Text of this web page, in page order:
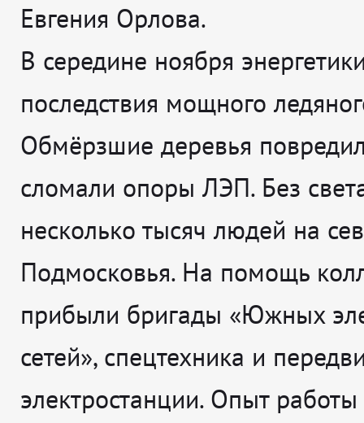
Евгения Орлова.
В середине ноября
последствия мощного
Обмёрзшие деревья
сломали опоры ЛЭП. Без
несколько тысяч людей на
Подмосковья. На помощь
прибыли бригады «Южных
сетей», спецтехника и
электростанции. Опыт